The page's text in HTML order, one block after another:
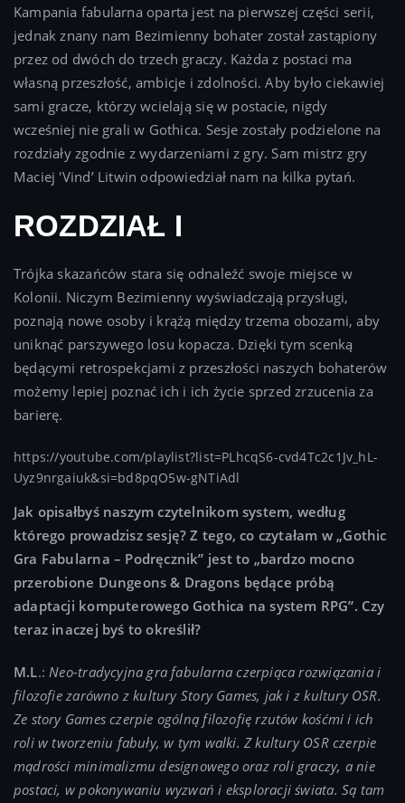
Kampania fabularna oparta jest na pierwszej części serii,
jednak znany nam Bezimienny bohater został zastąpiony
przez od dwóch do trzech graczy. Każda z postaci ma
własną przeszłość, ambicje i zdolności. Aby było ciekawiej
sami gracze, którzy wcielają się w postacie, nigdy
wcześniej nie grali w Gothica. Sesje zostały podzielone na
rozdziały zgodnie z wydarzeniami z gry. Sam mistrz gry
Maciej 'Vind’ Litwin odpowiedział nam na kilka pytań.
ROZDZIAŁ I
Trójka skazańców stara się odnaleźć swoje miejsce w
Kolonii. Niczym Bezimienny wyświadczają przysługi,
poznają nowe osoby i krążą między trzema obozami, aby
uniknąć parszywego losu kopacza. Dzięki tym scenką
będącymi retrospekcjami z przeszłości naszych bohaterów
możemy lepiej poznać ich i ich życie sprzed zrzucenia za
barierę.
https://youtube.com/playlist?list=PLhcqS6-cvd4Tc2c1Jv_hL-
Uyz9nrgaiuk&si=bd8pqO5w-gNTiAdl
Jak opisałbyś naszym czytelnikom system, według
którego prowadzisz sesję? Z tego, co czytałam w „Gothic
Gra Fabularna – Podręcznik” jest to „bardzo mocno
przerobione Dungeons & Dragons będące próbą
adaptacji komputerowego Gothica na system RPG”. Czy
teraz inaczej byś to określił?
M.L.:Neo-tradycyjna gra fabularna czerpiąca rozwiązania i
filozofie zarówno z kultury Story Games, jak i z kultury OSR.
Ze story Games czerpie ogólną filozofię rzutów kośćmi i ich
roli w tworzeniu fabuły, w tym walki. Z kultury OSR czerpie
mądrości minimalizmu designowego oraz roli graczy, a nie
postaci, w pokonywaniu wyzwań i eksploracji świata. Są tam